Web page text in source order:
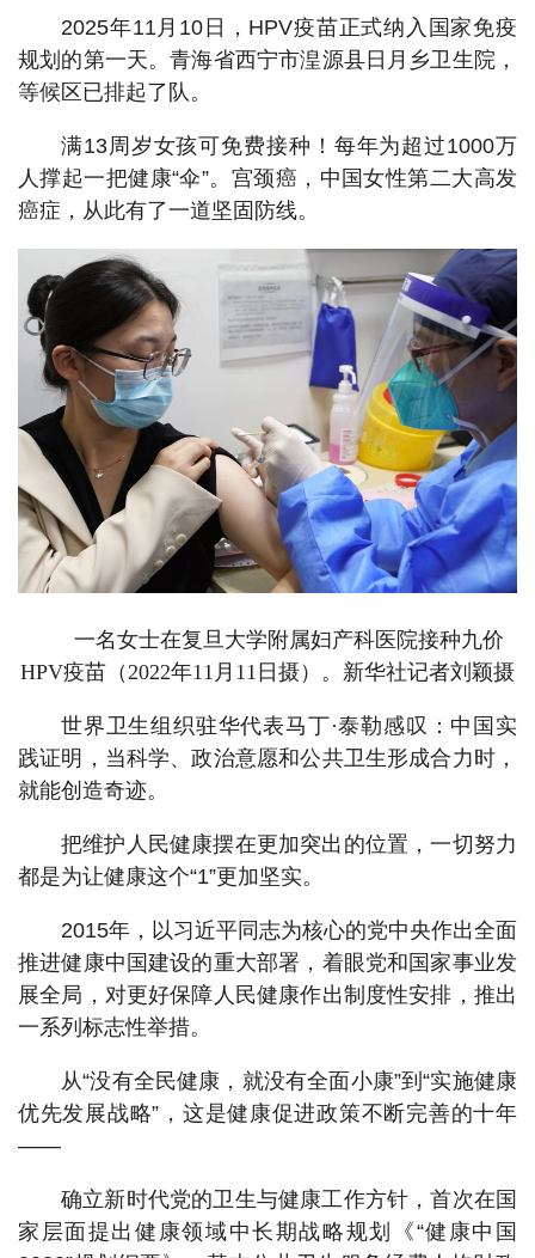
2025年11月10日，HPV疫苗正式纳入国家免疫
规划的第一天。青海省西宁市湟源县日月乡卫生院，
等候区已排起了队。
满13周岁女孩可免费接种！每年为超过1000万
人撑起一把健康“伞”。宫颈癌，中国女性第二大高发
癌症，从此有了一道坚固防线。
一名女士在复旦大学附属妇产科医院接种九价
HPV疫苗（2022年11月11日摄）。新华社记者刘颖摄
世界卫生组织驻华代表马丁·泰勒感叹：中国实
践证明，当科学、政治意愿和公共卫生形成合力时，
就能创造奇迹。
把维护人民健康摆在更加突出的位置，一切努力
都是为让健康这个“1”更加坚实。
2015年，以习近平同志为核心的党中央作出全面
推进健康中国建设的重大部署，着眼党和国家事业发
展全局，对更好保障人民健康作出制度性安排，推出
一系列标志性举措。
从“没有全民健康，就没有全面小康”到“实施健康
优先发展战略”，这是健康促进政策不断完善的十年
——
确立新时代党的卫生与健康工作方针，首次在国
家层面提出健康领域中长期战略规划《“健康中国